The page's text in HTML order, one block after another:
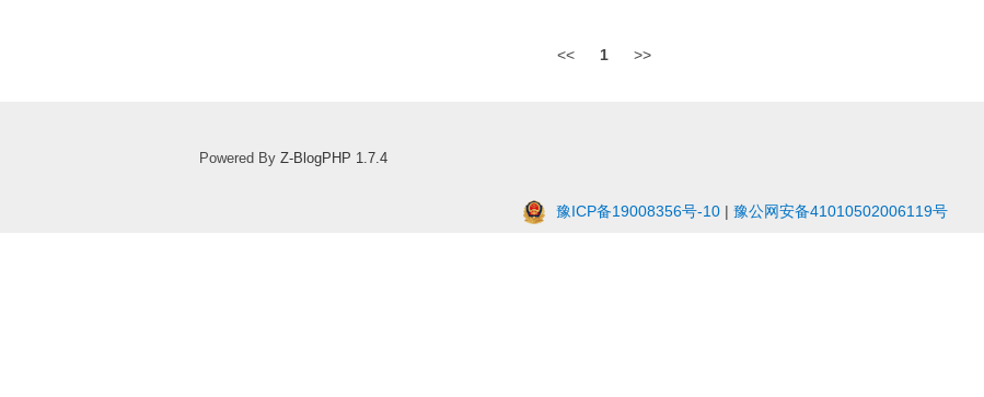
<< 1 >>
Powered By Z-BlogPHP 1.7.4
豫ICP备19008356号-10 | 豫公网安备41010502006119号